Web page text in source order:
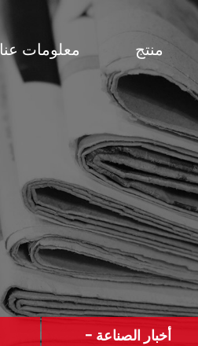
معلومات عنا منتج
- أخبار الصناعة